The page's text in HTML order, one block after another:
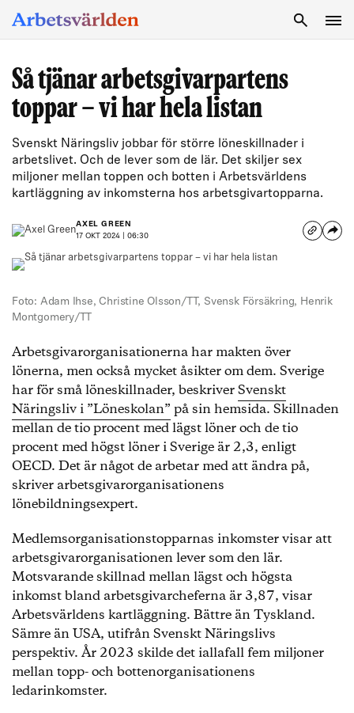
Så tjänar arbetsgivarpartens
toppar – vi har hela listan
Svenskt Näringsliv jobbar för större löneskillnader i
arbetslivet. Och de lever som de lär. Det skiljer sex
miljoner mellan toppen och botten i Arbetsvärldens
kartläggning av inkomsterna hos arbetsgivartopparna.
AXEL GREEN
17 OKT 2024 | 06:30
Foto: Adam Ihse, Christine Olsson/TT, Svensk Försäkring, Henrik
Montgomery/TT
Arbetsgivarorganisationerna har makten över
lönerna, men också mycket åsikter om dem. Sverige
har för små löneskillnader, beskriverSvenskt
Näringsliv i ”Löneskolan” på sin hemsida. Skillnaden
mellan de tio procent med lägst löner och de tio
procent med högst löner i Sverige är 2,3, enligt
OECD. Det är något de arbetar med att ändra på,
skriver arbetsgivarorganisationens
lönebildningsexpert.
Medlemsorganisationstopparnas inkomster visar att
arbetsgivarorganisationen lever som den lär.
Motsvarande skillnad mellan lägst och högsta
inkomst bland arbetsgivarcheferna är 3,87, visar
Arbetsvärldens kartläggning. Bättre än Tyskland.
Sämre än USA, utifrån Svenskt Näringslivs
perspektiv. År 2023 skilde det iallafall fem miljoner
mellan topp- och bottenorganisationens
ledarinkomster.